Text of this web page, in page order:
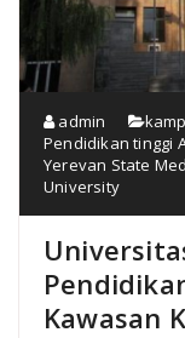
admin
Pendidikan tinggi
Yerevan State
University
Kawasan